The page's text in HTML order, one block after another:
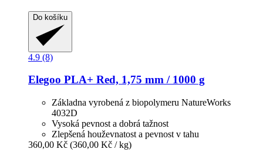
Do košíku
4.9 (8)
Elegoo PLA+ Red, 1,75 mm / 1000 g
Základna vyrobená z biopolymeru NatureWorks
4032D
Vysoká pevnost a dobrá tažnost
Zlepšená houževnatost a pevnost v tahu
360,00 Kč (360,00 Kč / kg)